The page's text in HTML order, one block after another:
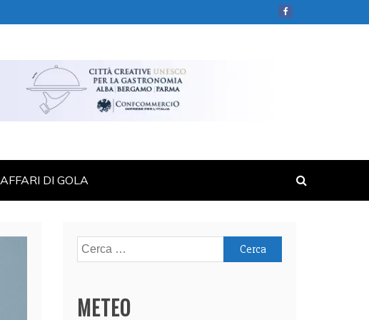
AFFARI DI GOLA
Ricerca
per:
METEO